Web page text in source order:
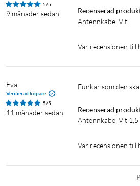
5/5
9 månader sedan Recenserad
Antennkabel Vit
Var recensionen till
Eva
Verifierad köpare
5/5
11 månader sedan
Funkar som den ska
Recenserad
Antennkabel Vit 1,5
Var recensionen till